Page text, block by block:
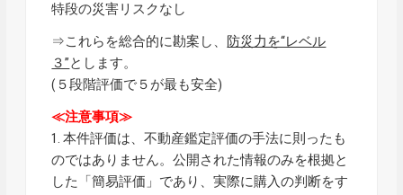
特段の災害リスクなし
⇒これらを総合的に勘案し、 防災力を“レベル
３”とします。
(５段階評価で５が最も安全)
≪注意事項≫
1. 本件評価は、不動産鑑定評価の手法に則ったも
のではありません。公開された情報のみを根拠と
した「簡易評価」であり、実際に購入の判断をす